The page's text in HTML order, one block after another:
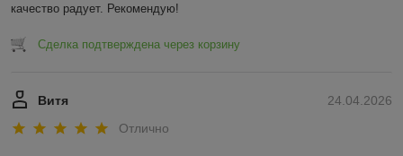
качество радует. Рекомендую!
Сделка подтверждена через корзину
24.04.2026
Витя
Отлично